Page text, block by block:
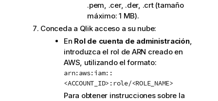
.pem, .cer, .der, .crt (tamaño
máximo: 1 MB).
Conceda a Qlikacceso a su nube:
En Rol de cuenta de administración,
introduzca el rol de ARN creado en
AWS, utilizando el formato:
arn:aws:iam::
<ACCOUNT_ID>:role/<ROLE_NAME>
Para obtener instrucciones sobre la